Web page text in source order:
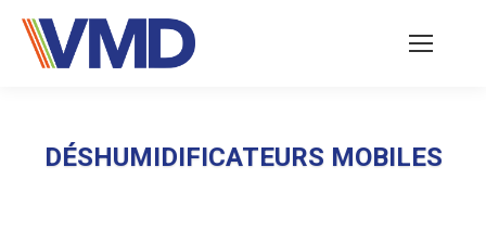
DÉSHUMIDIFICATEURS MOBILES